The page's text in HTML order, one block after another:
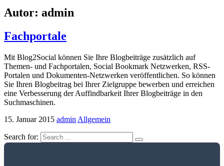
Autor: admin
Fachportale
Mit Blog2Social können Sie Ihre Blogbeiträge zusätzlich auf
Themen- und Fachportalen, Social Bookmark Netzwerken, RSS-
Portalen und Dokumenten-Netzwerken veröffentlichen. So können
Sie Ihren Blogbeitrag bei Ihrer Zielgruppe bewerben und erreichen
eine Verbesserung der Auffindbarkeit Ihrer Blogbeiträge in den
Suchmaschinen.
15. Januar 2015 admin Allgemein
Search for: